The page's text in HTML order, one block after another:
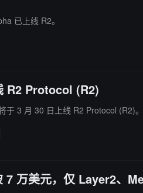
已上线 R2。
R2 Protocol (R2)
3 月 30 日上线 R2 Protocol (R2)
7 万美元，仅 Layer2、